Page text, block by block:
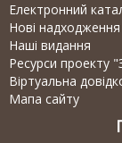
Електронний
Нові надходження
Наші видання
Ресурси проекту
Віртуальна
Мапа сайту